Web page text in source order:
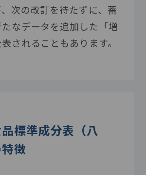
次の改訂を待たずに、蓄
なデータを追加した「増
されることもあります。
品標準成分表（八
徴